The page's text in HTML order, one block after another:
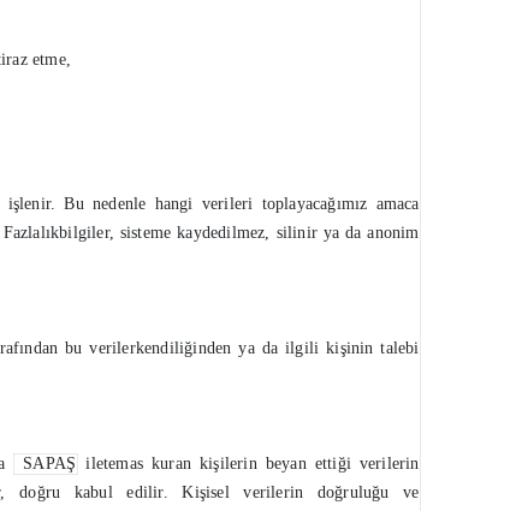
etme,
Bu nedenle hangi verileri toplayacağımız amaca
sisteme kaydedilmez, silinir ya da anonim
bu verilerkendiliğinden ya da ilgili kişinin talebi
SAPAŞ iletemas kuran kişilerin beyan ettiği verilerin
doğru kabul edilir. Kişisel verilerin doğruluğu ve